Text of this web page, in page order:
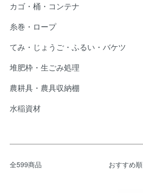
カゴ・桶・コンテナ
糸巻・ロープ
てみ・じょうご・ふるい・バケツ
堆肥枠・生ごみ処理
農耕具・農具収納棚
水稲資材
全599商品 おすすめ順